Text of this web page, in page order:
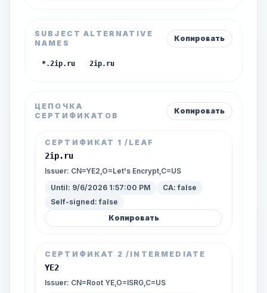
SUBJECT ALTERNATIVE
NAMES
Копировать
*.2ip.ru 2ip.ru
ЦЕПОЧКА
СЕРТИФИКАТОВ
Копировать
СЕРТИФИКАТ 1 /LEAF
2ip.ru
Issuer: CN=YE2,O=Let's Encrypt,C=US
Until: 9/6/2026 1:57:00 PM CA:false
Self-signed:false
Копировать
СЕРТИФИКАТ 2 /INTERMEDIATE
YE2
Issuer: CN=Root YE,O=ISRG,C=US